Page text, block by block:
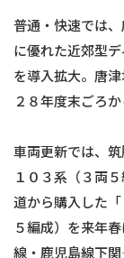
普通・快速では
に優れた近郊型
を導入拡大。唐
２８年度末ごろ
車両更新では、
１０３系（３両
道から購入した
５編成）を来年
線・鹿児島線下